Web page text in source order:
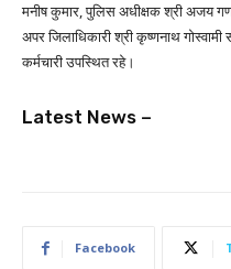
मनीष कुमार, पुलिस अधीक्षक श्री अजय
अपर जिलाधिकारी श्री कृष्णनाथ गोस्वामी
कर्मचारी उपस्थित रहे।
Latest News –
Facebook